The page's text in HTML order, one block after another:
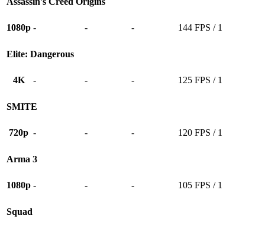
1080p - - - 144 FPS / 1
Elite: Dangerous
4K - - - 125 FPS / 1
SMITE
720p - - - 120 FPS / 1
Arma 3
1080p - - - 105 FPS / 1
Squad